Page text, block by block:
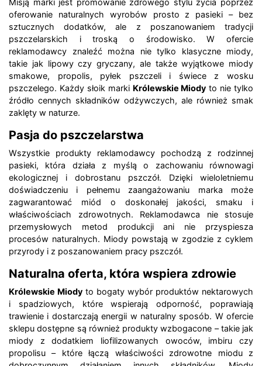
oferowanie naturalnych wyrobów prosto z pasieki – bez
sztucznych dodatków, ale z poszanowaniem tradycji
pszczelarskich i troską o środowisko. W ofercie
reklamodawcy znaleźć można nie tylko klasyczne miody,
takie jak lipowy czy gryczany, ale także wyjątkowe miody
smakowe, propolis, pyłek pszczeli i świece z wosku
pszczelego. Każdy słoik marki Królewskie Miody to nie tylko
źródło cennych składników odżywczych, ale również smak
zaklęty w naturze.
Pasja do pszczelarstwa
Wszystkie produkty reklamodawcy pochodzą z rodzinnej
pasieki, która działa z myślą o zachowaniu równowagi
ekologicznej i dobrostanu pszczół. Dzięki wieloletniemu
doświadczeniu i pełnemu zaangażowaniu marka może
zagwarantować miód o doskonałej jakości, smaku i
właściwościach zdrowotnych. Reklamodawca nie stosuje
przemysłowych metod produkcji ani nie przyspiesza
procesów naturalnych. Miody powstają w zgodzie z cyklem
przyrody i z poszanowaniem pracy pszczół.
Naturalna oferta, która wspiera zdrowie
Królewskie Miody to bogaty wybór produktów nektarowych
i spadziowych, które wspierają odporność, poprawiają
trawienie i dostarczają energii w naturalny sposób. W ofercie
sklepu dostępne są również produkty wzbogacone – takie jak
miody z dodatkiem liofilizowanych owoców, imbiru czy
propolisu – które łączą właściwości zdrowotne miodu z